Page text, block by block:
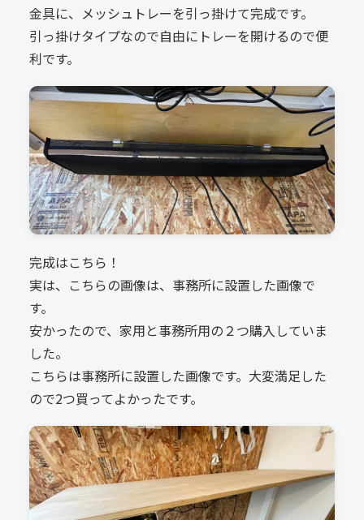
金具に、メッシュトレーを引っ掛けて完成です。
引っ掛けタイプなので自由にトレーを開けるので便
利です。
完成はこちら！
実は、こちらの画像は、事務所に設置した画像で
す。
安かったので、家用と事務所用の２つ購入していま
した。
こちらは事務所に設置した画像です。大変満足した
ので2つ買ってよかったです。